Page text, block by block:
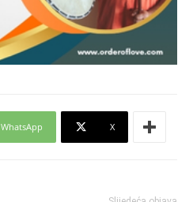
WhatsApp X